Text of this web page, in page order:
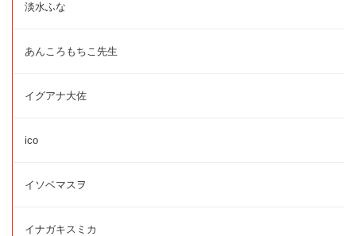
淡水ふな
あんころもちこ先生
イグアナ大佐
ico
イソベマスヲ
イナガキスミカ